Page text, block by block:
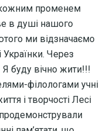
променем
в душі нашого
ми відзначаємо
Через
буду вічно жити!!!
філологами учні
і творчості Лесі
продемонстрували